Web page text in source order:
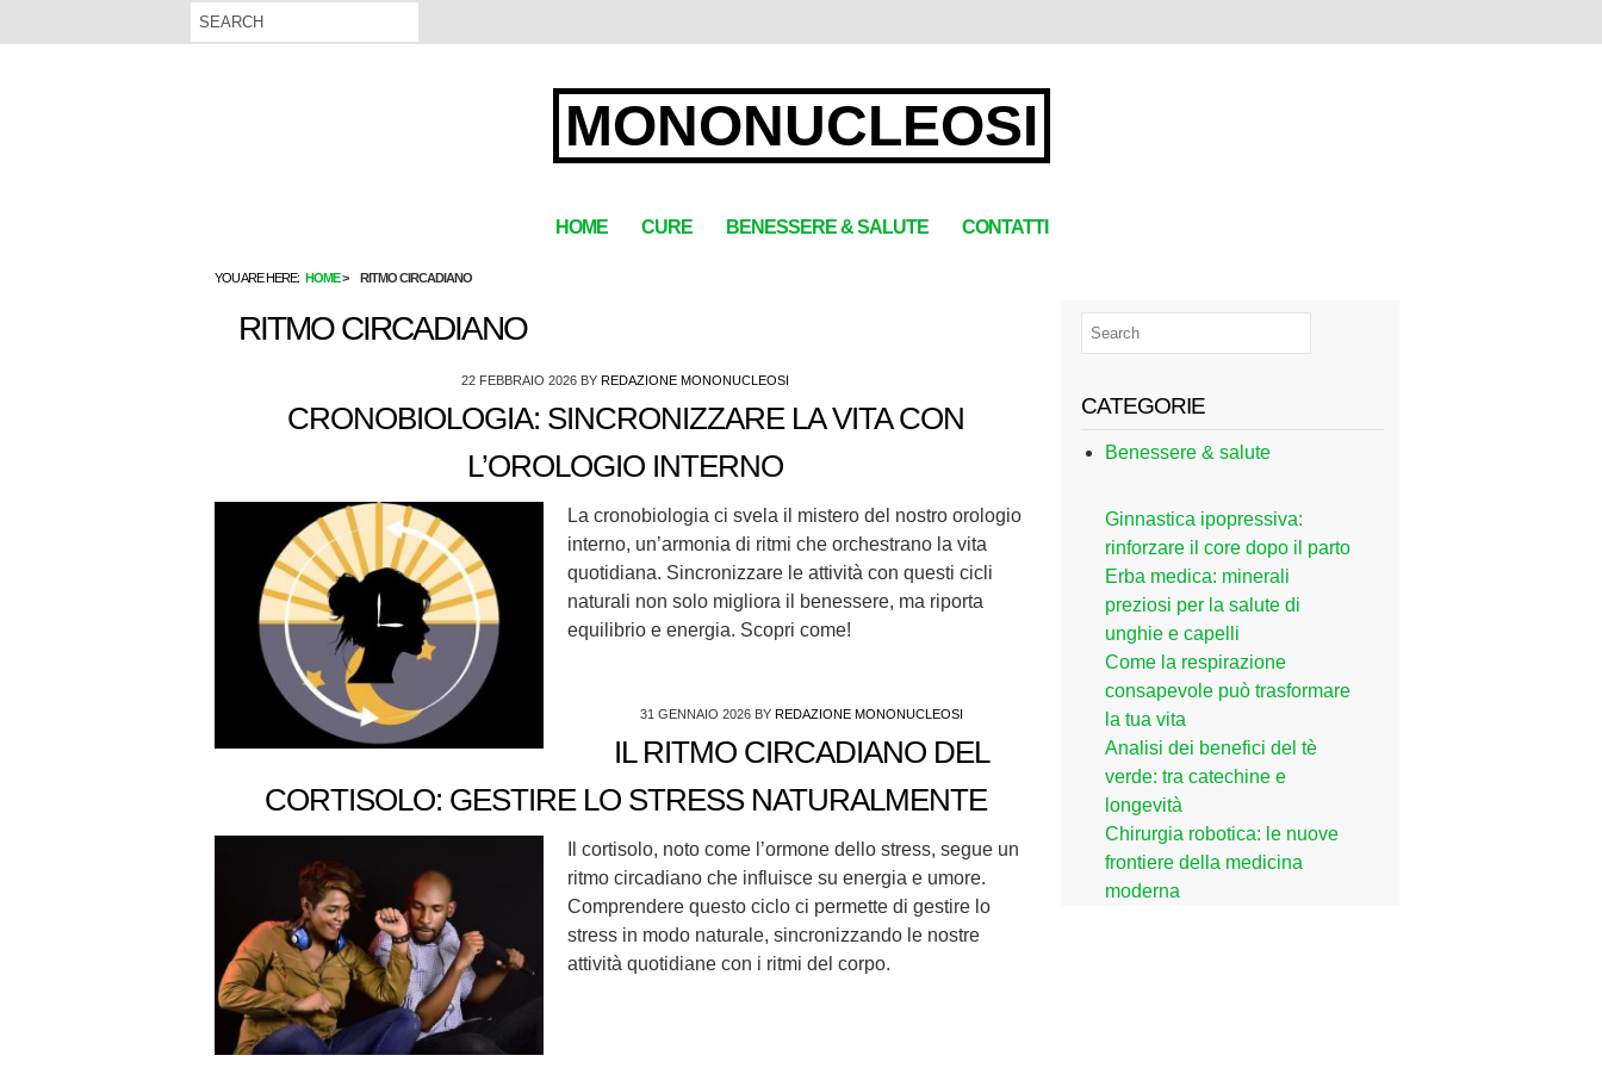
MONONUCLEOSI
HOME CURE BENESSERE & SALUTE CONTATTI
YOU ARE HERE: HOME RITMO CIRCADIANO
RITMO CIRCADIANO
22 FEBBRAIO 2026 BYREDAZIONE MONONUCLEOSI
CRONOBIOLOGIA: SINCRONIZZARE LA VITA CON
L’OROLOGIO INTERNO
La cronobiologia ci svela il mistero del nostro orologio
interno, un’armonia di ritmi che orchestrano la vita
quotidiana. Sincronizzare le attività con questi cicli
naturali non solo migliora il benessere, ma riporta
equilibrio e energia. Scopri come!
31 GENNAIO 2026 BYREDAZIONE MONONUCLEOSI
IL RITMO CIRCADIANO DEL
CORTISOLO: GESTIRE LO STRESS NATURALMENTE
Il cortisolo, noto come l’ormone dello stress, segue un
ritmo circadiano che influisce su energia e umore.
Comprendere questo ciclo ci permette di gestire lo
stress in modo naturale, sincronizzando le nostre
attività quotidiane con i ritmi del corpo.
CATEGORIE
Benessere & salute
Ginnastica ipopressiva:
rinforzare il core dopo il parto
Erba medica: minerali
preziosi per la salute di
unghie e capelli
Come la respirazione
consapevole può trasformare
la tua vita
Analisi dei benefici del tè
verde: tra catechine e
longevità
Chirurgia robotica: le nuove
frontiere della medicina
moderna